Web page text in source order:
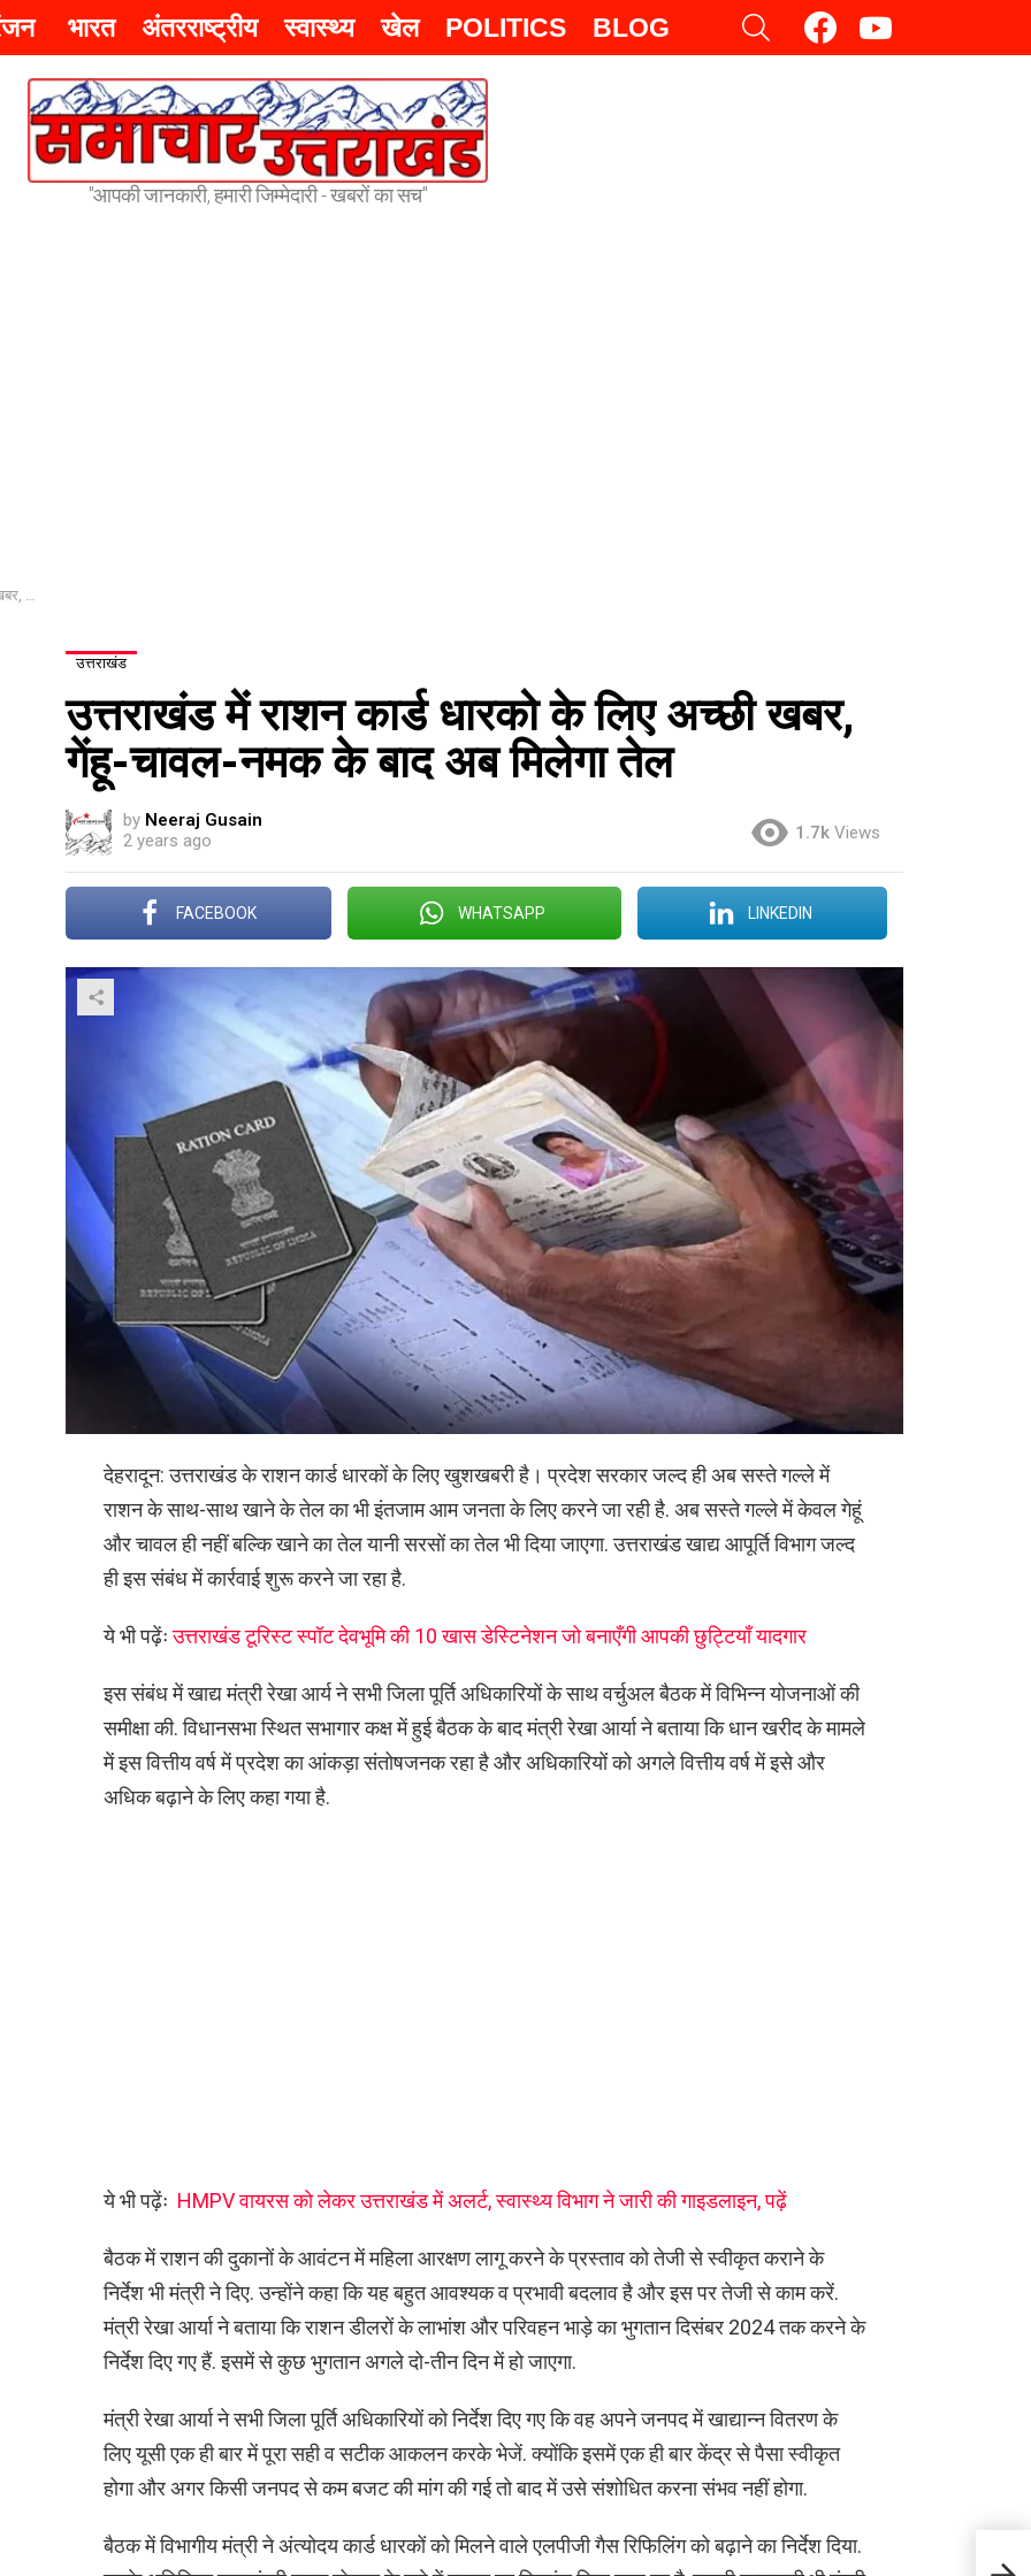
भारत अंतरराष्ट्रीय स्वास्थ्य खेल POLITICS BLOG SEARCH
"आपकी जानकारी, हमारी जिम्मेदारी - खबरों का सच"
तेल
उत्तराखंड
उत्तराखंड में राशन कार्ड धारको के लिए अच्छी खबर,
गेंहू-चावल-नमक के बाद अब मिलेगा तेल
by Neeraj Gusain
2 years ago
1.7k Views
FACEBOOK WHATSAPP LINKEDIN
देहरादून: उत्तराखंड के राशन कार्ड धारकों के लिए खुशखबरी है। प्रदेश सरकार जल्द ही अब सस्ते गल्ले में
राशन के साथ-साथ खाने के तेल का भी इंतजाम आम जनता के लिए करने जा रही है. अब सस्ते गल्ले में केवल गेहूं
और चावल ही नहीं बल्कि खाने का तेल यानी सरसों का तेल भी दिया जाएगा. उत्तराखंड खाद्य आपूर्ति विभाग जल्द
ही इस संबंध में कार्रवाई शुरू करने जा रहा है.
ये भी पढ़ेंःउत्तराखंड टूरिस्ट स्पॉट देवभूमि की 10 खास डेस्टिनेशन जो बनाएँगी आपकी छुट्टियाँ यादगार
इस संबंध में खाद्य मंत्री रेखा आर्य ने सभी जिला पूर्ति अधिकारियों के साथ वर्चुअल बैठक में विभिन्न योजनाओं की
समीक्षा की. विधानसभा स्थित सभागार कक्ष में हुई बैठक के बाद मंत्री रेखा आर्या ने बताया कि धान खरीद के मामले
में इस वित्तीय वर्ष में प्रदेश का आंकड़ा संतोषजनक रहा है और अधिकारियों को अगले वित्तीय वर्ष में इसे और
अधिक बढ़ाने के लिए कहा गया है.
ये भी पढ़ेंः HMPV वायरस को लेकर उत्तराखंड में अलर्ट, स्वास्थ्य विभाग ने जारी की गाइडलाइन, पढ़ें
बैठक में राशन की दुकानों के आवंटन में महिला आरक्षण लागू करने के प्रस्ताव को तेजी से स्वीकृत कराने के
निर्देश भी मंत्री ने दिए. उन्होंने कहा कि यह बहुत आवश्यक व प्रभावी बदलाव है और इस पर तेजी से काम करें.
मंत्री रेखा आर्या ने बताया कि राशन डीलरों के लाभांश और परिवहन भाड़े का भुगतान दिसंबर 2024 तक करने के
निर्देश दिए गए हैं. इसमें से कुछ भुगतान अगले दो-तीन दिन में हो जाएगा.
मंत्री रेखा आर्या ने सभी जिला पूर्ति अधिकारियों को निर्देश दिए गए कि वह अपने जनपद में खाद्यान्न वितरण के
लिए यूसी एक ही बार में पूरा सही व सटीक आकलन करके भेजें. क्योंकि इसमें एक ही बार केंद्र से पैसा स्वीकृत
होगा और अगर किसी जनपद से कम बजट की मांग की गई तो बाद में उसे संशोधित करना संभव नहीं होगा.
बैठक में विभागीय मंत्री ने अंत्योदय कार्ड धारकों को मिलने वाले एलपीजी गैस रिफिलिंग को बढ़ाने का निर्देश दिया.